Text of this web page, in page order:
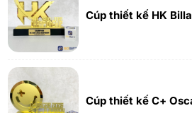
Cúp thiết kế HK
Cúp thiết kế C+